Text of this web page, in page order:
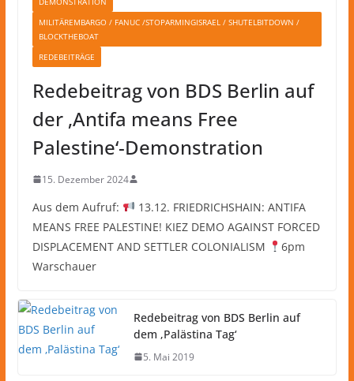
MILITÄREMBARGO / FANUC /STOPARMINGISRAEL / SHUTELBITDOWN /
BLOCKTHEBOAT
REDEBEITRÄGE
Redebeitrag von BDS Berlin auf
der ‚Antifa means Free
Palestine‘-Demonstration
15. Dezember 2024
Aus dem Aufruf:
13.12. FRIEDRICHSHAIN: ANTIFA
MEANS FREE PALESTINE! KIEZ DEMO AGAINST FORCED
DISPLACEMENT AND SETTLER COLONIALISM
6pm
Warschauer
Redebeitrag von BDS Berlin auf
dem ‚Palästina Tag‘
5. Mai 2019